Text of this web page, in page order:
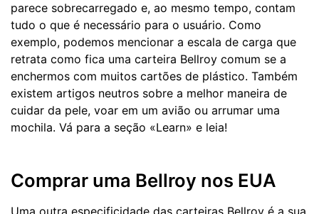
parece sobrecarregado e, ao mesmo tempo, contam
tudo o que é necessário para o usuário. Como
exemplo, podemos mencionar a escala de carga que
retrata como fica uma carteira Bellroy comum se a
enchermos com muitos cartões de plástico. Também
existem artigos neutros sobre a melhor maneira de
cuidar da pele, voar em um avião ou arrumar uma
mochila. Vá para a seção «Learn» e leia!
Comprar uma Bellroy nos EUA